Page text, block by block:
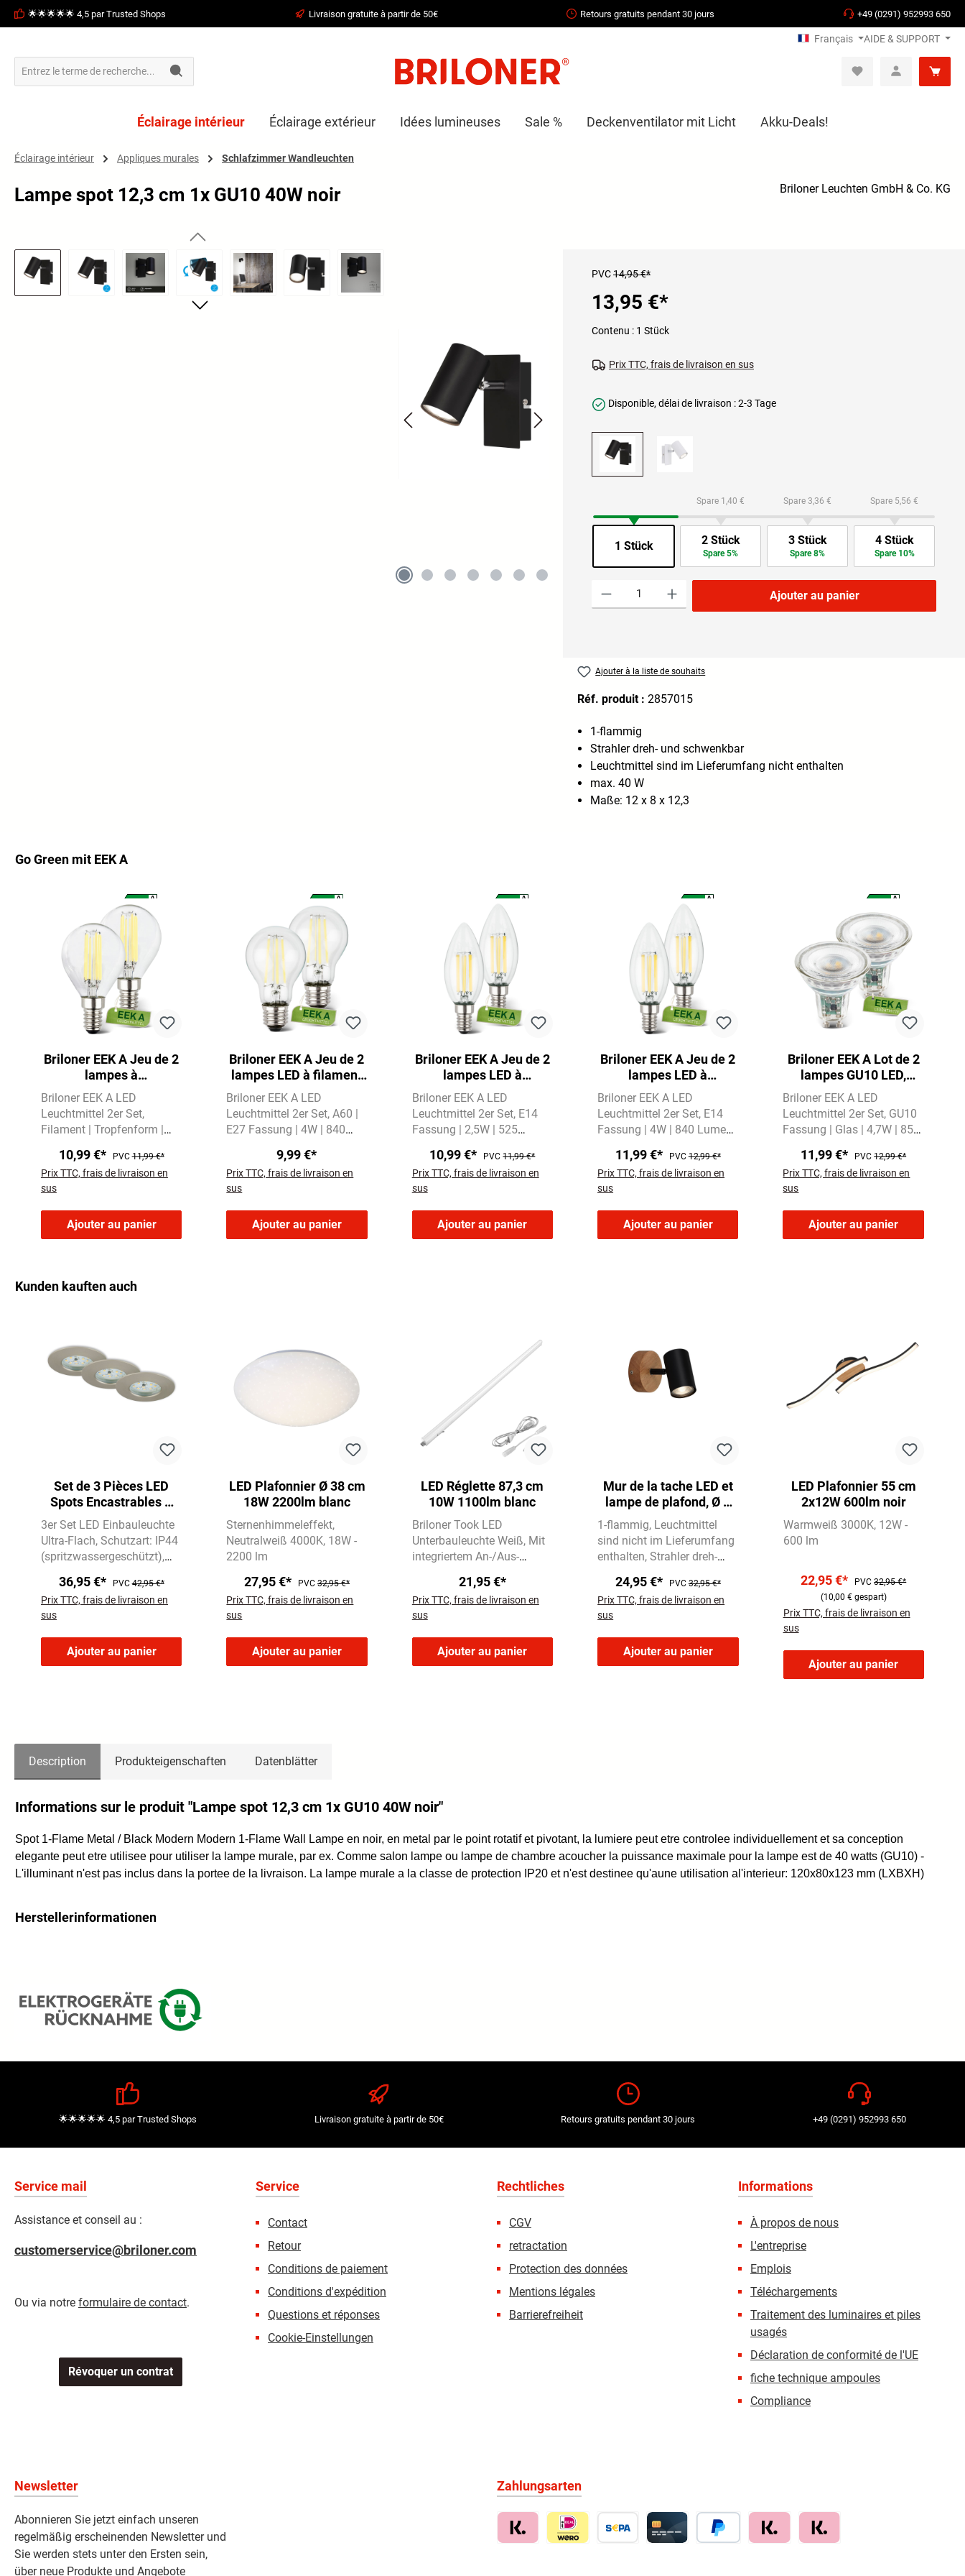
Passer à la navigation principale
🌟🌟🌟🌟🌟 4,5 par Trusted Shops Livraison gratuite à partir de 50€ Retours gratuits pendant 30 jours +49 (0291) 952993 650
Français AIDE & SUPPORT
Éclairage intérieur Éclairage extérieur Idées lumineuses Sale % Deckenventilator mit Licht Akku-Deals!
Éclairage intérieur Appliques murales Schlafzimmer Wandleuchten
Lampe spot 12,3 cm 1x GU10 40W noir Briloner Leuchten GmbH & Co. KG
Ignorer la galerie d'images
PVC14,95 €*
13,95 €*
Contenu : 1 Stück
Prix TTC, frais de livraison en sus
Disponible, délai de livraison : 2-3 Tage
1 Stück
Spare 1,40 €
2 Stück
Spare 5%
Spare 3,36 €
3 Stück
Spare 8%
Spare 5,56 €
4 Stück
Spare 10%
Ajouter au panier
Ajouter à la liste de souhaits
Réf. produit : 2857015
1-flammig
Strahler dreh- und schwenkbar
Leuchtmittel sind im Lieferumfang nicht enthalten
max. 40 W
Maße: 12 x 8 x 12,3
Go Green mit EEK A
A
A
G
Briloner EEK A Jeu de 2
lampes à
incandescence LED E14,
lumière blanc chaud,
gouttelette
Briloner EEK A LED
Leuchtmittel 2er Set
Filament | Tropfenform |
Warmweißes Licht mit
3000 Kelvin
10,99 €* PVC11,99 €*
Prix TTC, frais de livraison en
sus
Ajouter au panier
A
A
G
Briloner EEK A Jeu de 2
lampes LED à filament
E27, lumière blanc
chaud, A60
Briloner EEK A LED
Leuchtmittel 2er Set A60 |
E27 Fassung | 4W | 840
mit 2700 Kelvin
9,99 €*
Prix TTC, frais de livraison en
sus
Ajouter au panier
A
Briloner EEK A Jeu de 2
lampes LED à
incandescence E14,
lumière blanc chaud,
bougie
Briloner EEK A LED
Leuchtmittel 2er Set E14
Fassung | 2,5W | 525
mit 3000 Kelvin
10,99 €* PVC11,99 €*
Prix TTC, frais de livraison en
sus
Ajouter au panier
A
Briloner EEK A Jeu de 2
lampes LED à
incandescence E14,
lumière blanc chaud,
bougie
Briloner EEK A LED
Leuchtmittel 2er Set E14
Fassung | 4W | 840 Lumen
3000 Kelvin
11,99 €* PVC12,99 €*
Prix TTC, frais de livraison en
sus
Ajouter au panier
A
Briloner EEK A Lot de 2
lampes GU10 LED,
lumière blanc chaud,
verre
Briloner EEK A LED
Leuchtmittel 2er Set GU10
Fassung | Glas | 4,7W | 850
mit 3000 Kelvin
11,99 €* PVC12,99 €*
Prix TTC, frais de livraison en
sus
Ajouter au panier
Kunden kauften auch
Set de 3 Pièces LED
Spots Encastrables Ø
7,5 cm 3x5W 400lm
nickel mat
3er Set LED Einbauleuchte
Ultra-Flach Schutzart: IP44
(spritzwassergeschützt)
Warmweiße Lichtfarbe
36,95 €* PVC42,95 €*
Prix TTC, frais de livraison en
sus
Ajouter au panier
LED Plafonnier Ø 38 cm
18W 2200lm blanc
Sternenhimmeleffekt
Neutralweiß 4000K 18W -
2200 lm
27,95 €* PVC32,95 €*
Prix TTC, frais de livraison en
sus
Ajouter au panier
LED Réglette 87,3 cm
10W 1100lm blanc
Briloner Took LED
Unterbauleuchte Weiß Mit
integriertem An-/Aus-
Lumen | Neutralweiß 4000K
21,95 €*
Prix TTC, frais de livraison en
sus
Ajouter au panier
Mur de la tache LED et
lampe de plafond, Ø 9
cm, max. 35 W, noir
1-flammig Leuchtmittel
sind nicht im Lieferumfang
enthalten Strahler dreh-
24,95 €* PVC32,95 €*
Prix TTC, frais de livraison en
sus
Ajouter au panier
LED Plafonnier 55 cm
2x12W 600lm noir
Warmweiß 3000K 12W -
600 lm
22,95 €* PVC32,95 €*
(10,00 € gespart)
Prix TTC, frais de livraison en
sus
Ajouter au panier
Description Produkteigenschaften Datenblätter
Informations sur le produit "Lampe spot 12,3 cm 1x GU10 40W noir"
Spot 1-Flame Metal / Black Modern Modern 1-Flame Wall Lampe en noir, en metal par le point rotatif et pivotant, la lumiere peut etre controlee individuellement et sa conception
elegante peut etre utilisee pour utiliser la lampe murale, par ex. Comme salon lampe ou lampe de chambre acoucher la puissance maximale pour la lampe est de 40 watts (GU10) -
L'illuminant n'est pas inclus dans la portee de la livraison. La lampe murale a la classe de protection IP20 et n'est destinee qu'aune utilisation al'interieur: 120x80x123 mm (LXBXH)
Herstellerinformationen
🌟🌟🌟🌟🌟 4,5 par Trusted Shops Livraison gratuite à partir de 50€ Retours gratuits pendant 30 jours +49 (0291) 952993 650
Service mail
Assistance et conseil au :
customerservice@briloner.com
Ou via notre formulaire de contact.
Révoquer un contrat
Service
Contact
Retour
Conditions de paiement
Conditions d'expédition
Questions et réponses
Cookie-Einstellungen
Rechtliches
CGV
retractation
Protection des données
Mentions légales
Barrierefreiheit
Informations
À propos de nous
L'entreprise
Emplois
Téléchargements
Traitement des luminaires et piles
usagés
Déclaration de conformité de l'UE
fiche technique ampoules
Compliance
Newsletter
Abonnieren Sie jetzt einfach unseren
regelmäßig erscheinenden Newsletter und
Sie werden stets unter den Ersten sein,
über neue Produkte und Angebote
Zahlungsarten